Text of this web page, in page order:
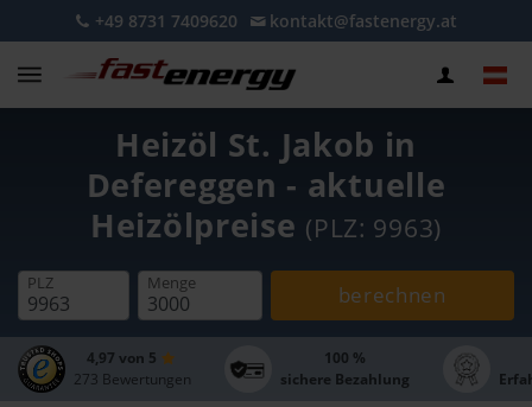
+49 8731 7409620 kontakt@fastenergy.at
Heizöl St. Jakob in
Defereggen - aktuelle
Heizölpreise (PLZ: 9963)
PLZ Menge berechnen
4,97 von 5
273 Bewertungen
100 %
sichere Bezahlung